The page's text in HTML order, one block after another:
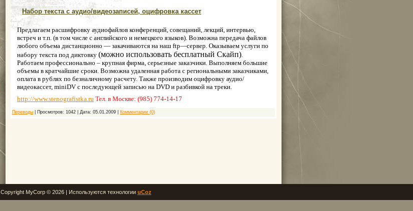
Набор текста с аудио/видеозаписей, оцифровка кассет
Предлагаем расшифровку аудиофайлов конференций, совещаний, лекций, интервью,
встреч и т.п. (в том числе с английского и немецкого языков). Возможна передача файлов
любого объема дистанционно — закачиваются на наш ftp—сервер. Оказываем услуги по
набору текста под диктовку (можно использовать бесплатный Скайп)
Работаем профессионально – крупная фирма, серьезные заказчики. Выполняем большие
объемы в кратчайшие сроки. Возможна удаленная работа с региональными заказчиками,
оплата в рублях по безналичному расчету. Также производим оцифровку аудио/
видеокассет, miniDV с последующей записью на DVD и разбивкой на треки.
http://www.stenografistka.ru Тел. в Москве: (985) 774-14-17
Переводы Просмотров: 1042 Дата: 05.01.2009 Комментарии (0)
Copyright MyCorp © 2026 | Используются технологии uCoz